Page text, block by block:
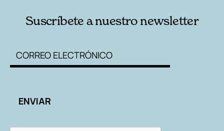
Suscríbete a nuestro newsletter